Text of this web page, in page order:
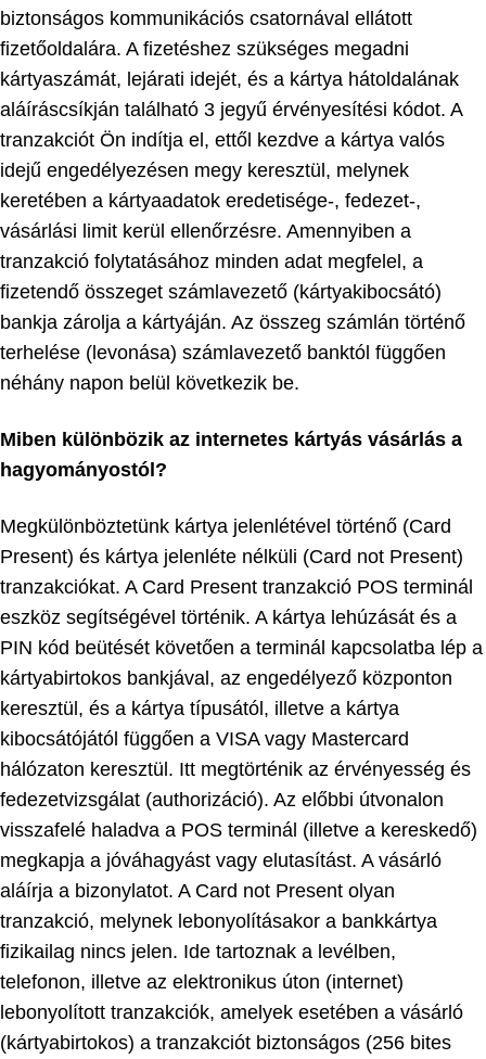
biztonságos kommunikációs csatornával ellátott
fizetőoldalára. A fizetéshez szükséges megadni
kártyaszámát, lejárati idejét, és a kártya hátoldalának
aláíráscsíkján található 3 jegyű érvényesítési kódot. A
tranzakciót Ön indítja el, ettől kezdve a kártya valós
idejű engedélyezésen megy keresztül, melynek
keretében a kártyaadatok eredetisége-, fedezet-,
vásárlási limit kerül ellenőrzésre. Amennyiben a
tranzakció folytatásához minden adat megfelel, a
fizetendő összeget számlavezető (kártyakibocsátó)
bankja zárolja a kártyáján. Az összeg számlán történő
terhelése (levonása) számlavezető banktól függően
néhány napon belül következik be.
Miben különbözik az internetes kártyás vásárlás a
hagyományostól?
Megkülönböztetünk kártya jelenlétével történő (Card
Present) és kártya jelenléte nélküli (Card not Present)
tranzakciókat. A Card Present tranzakció POS terminál
eszköz segítségével történik. A kártya lehúzását és a
PIN kód beütését követően a terminál kapcsolatba lép a
kártyabirtokos bankjával, az engedélyező központon
keresztül, és a kártya típusától, illetve a kártya
kibocsátójától függően a VISA vagy Mastercard
hálózaton keresztül. Itt megtörténik az érvényesség és
fedezetvizsgálat (authorizáció). Az előbbi útvonalon
visszafelé haladva a POS terminál (illetve a kereskedő)
megkapja a jóváhagyást vagy elutasítást. A vásárló
aláírja a bizonylatot. A Card not Present olyan
tranzakció, melynek lebonyolításakor a bankkártya
fizikailag nincs jelen. Ide tartoznak a levélben,
telefonon, illetve az elektronikus úton (internet)
lebonyolított tranzakciók, amelyek esetében a vásárló
(kártyabirtokos) a tranzakciót biztonságos (256 bites